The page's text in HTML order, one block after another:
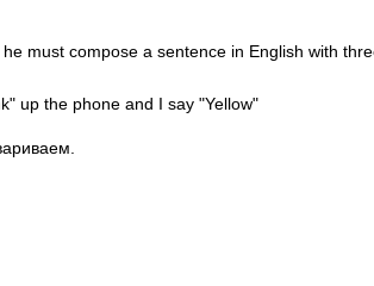
he must compose a sentence in English with
" up the phone and I say "Yellow"